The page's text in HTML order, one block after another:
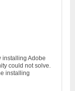
installing Adobe
could not solve.
installing